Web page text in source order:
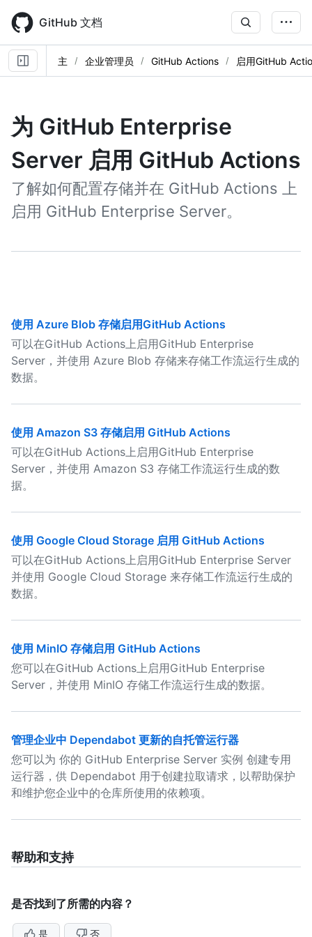
main
content
GitHub 文档
主 企业管理员 GitHub Actions 启用GitHub
为 GitHub Enterprise
Server 启用 GitHub Actions
了解如何配置存储并在 GitHub Actions 上
启用 GitHub Enterprise Server。
使用 Azure Blob 存储启用GitHub Actions
可以在GitHub Actions上启用GitHub Enterprise
Server，并使用 Azure Blob 存储来存储工作流运行生成的
数据。
使用 Amazon S3 存储启用 GitHub Actions
可以在GitHub Actions上启用GitHub Enterprise
Server，并使用 Amazon S3 存储工作流运行生成的数
据。
使用 Google Cloud Storage 启用 GitHub Actions
可以在GitHub Actions上启用GitHub Enterprise Server
并使用 Google Cloud Storage 来存储工作流运行生成的
数据。
使用 MinIO 存储启用 GitHub Actions
您可以在GitHub Actions上启用GitHub Enterprise
Server，并使用 MinIO 存储工作流运行生成的数据。
管理企业中 Dependabot 更新的自托管运行器
您可以为 你的 GitHub Enterprise Server 实例 创建专用
运行器，供 Dependabot 用于创建拉取请求，以帮助保护
和维护您企业中的仓库所使用的依赖项。
帮助和支持
是否找到了所需的内容？
是 否